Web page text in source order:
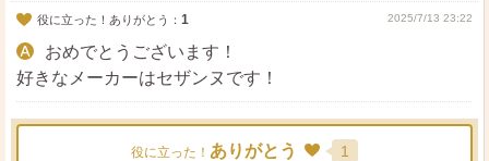
役に立った！ありがとう： 1 2025/7/13 23:22
おめでとうございます！
好きなメーカーはセザンヌです！
役に立った！ ありがとう 1